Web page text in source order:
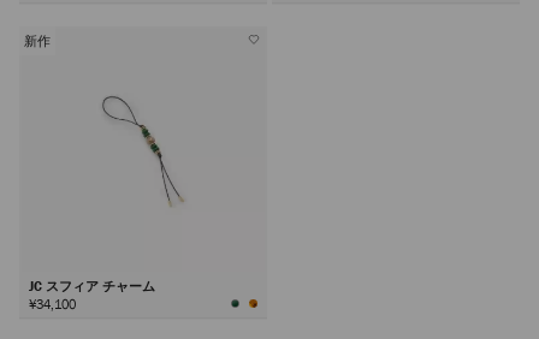
新作
JC スフィア チャーム
¥34,100